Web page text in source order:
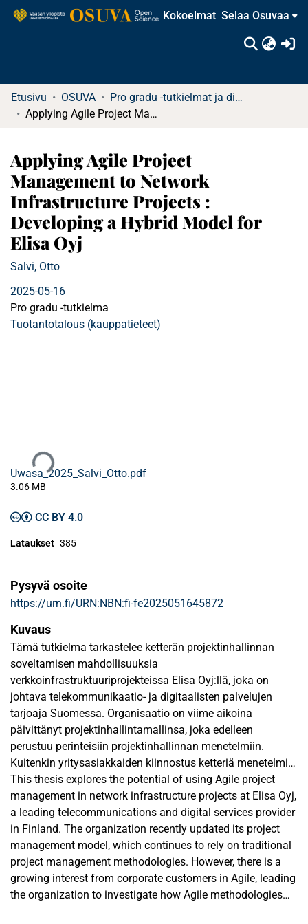
Kokoelmat Selaa Osuvaa
Etusivu OSUVA
Pro gradu -tutkielmat ja diplomityöt
Applying Agile Project Management to Network Infrastructure Projects : Developing a Hybrid Model for Elisa Oyj
Applying Agile Project
Management to Network
Infrastructure Projects :
Developing a Hybrid Model for
Elisa Oyj
Salvi, Otto
2025-05-16
Pro gradu -tutkielma
Tuotantotalous (kauppatieteet)
Uwasa_2025_Salvi_Otto.pdf
3.06 MB
CC BY 4.0
Lataukset 385
Pysyvä osoite
https://urn.fi/URN:NBN:fi-fe2025051645872
Kuvaus
Tämä tutkielma tarkastelee ketterän projektinhallinnan
soveltamisen mahdollisuuksia
verkkoinfrastruktuuriprojekteissa Elisa Oyj:llä, joka on
johtava telekommunikaatio- ja digitaalisten palvelujen
tarjoaja Suomessa. Organisaatio on viime aikoina
päivittänyt projektinhallintamallinsa, joka edelleen
perustuu perinteisiin projektinhallinnan menetelmiin.
Kuitenkin yritysasiakkaiden kiinnostus ketteriä menetelmiä
kohtaan on kasvanut, minkä seurauksena Elisa on alkanut
selvittää, miten ketteriä toimintamalleja voitaisiin
hyödyntää asiakasprojektien toteutuksessa.
Tutkielma noudattaa design science research-
tutkimusmetodologiaa (DSRM) ja tavoitteena on kehittää
hybridiprojektinhallintamalli, jossa ketteriä menetelmiä
yhdistetään Elisan asiakastoimitusympäristössä
This thesis explores the potential of using Agile project
management in network infrastructure projects at Elisa Oyj,
a leading telecommunications and digital services provider
in Finland. The organization recently updated its project
management model, which continues to rely on traditional
project management methodologies. However, there is a
growing interest from corporate customers in Agile, leading
the organization to investigate how Agile methodologies